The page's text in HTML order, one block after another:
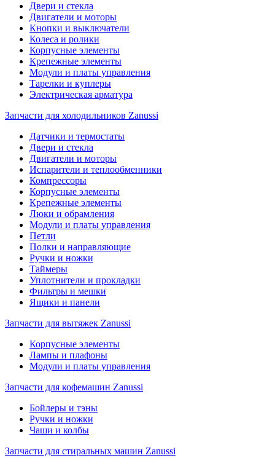
Двери и стекла
Двигатели и моторы
Кнопки и выключатели
Колеса и ролики
Корпусные элементы
Крепежные элементы
Модули и платы управления
Тарелки и куплеры
Электрическая арматура
Запчасти для холодильников Zanussi
Датчики и термостаты
Двери и стекла
Двигатели и моторы
Испарители и теплообменники
Компрессоры
Корпусные элементы
Крепежные элементы
Люки и обрамления
Модули и платы управления
Петли
Полки и направляющие
Ручки и ножки
Таймеры
Уплотнители и прокладки
Фильтры и мешки
Ящики и панели
Запчасти для вытяжек Zanussi
Корпусные элементы
Лампы и плафоны
Модули и платы управления
Запчасти для кофемашин Zanussi
Бойлеры и тэны
Ручки и ножки
Чаши и колбы
Запчасти для стиральных машин Zanussi